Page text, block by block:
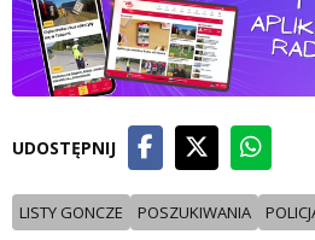
UDOSTĘPNIJ
LISTY GONCZE POSZUKIWANIA